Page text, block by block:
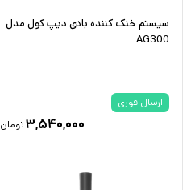
سیستم خنک کننده بادی دیپ کول مدل
AG300
ارسال فوری
۳,۵۴۰,۰۰۰تومان